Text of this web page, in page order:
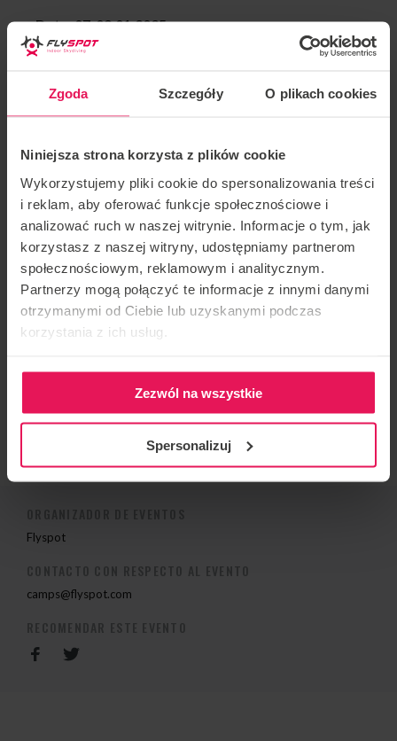
Zgoda Szczegóły O plikach cookies
Niniejsza strona korzysta z plików cookie
Wykorzystujemy pliki cookie do spersonalizowania treści
i reklam, aby oferować funkcje społecznościowe i
analizować ruch w naszej witrynie. Informacje o tym, jak
korzystasz z naszej witryny, udostępniamy partnerom
społecznościowym, reklamowym i analitycznym.
Partnerzy mogą połączyć te informacje z innymi danymi
otrzymanymi od Ciebie lub uzyskanymi podczas
korzystania z ich usług.
Zezwól na wszystkie
Spersonalizuj
Data: 07-09.01.2025
vuelo dinámico, estático y libre
Más de 2000 horas en el túnel
Más de 10 años de coaching profesional en el túnel
Aproximadamente 2500 saltos
interesado en unirte al campamento, ponte en
contacto con nosotros:camps@flyspot.com.
Flyspot
CONTACTO CON RESPECTO AL EVENTO
camps@flyspot.com